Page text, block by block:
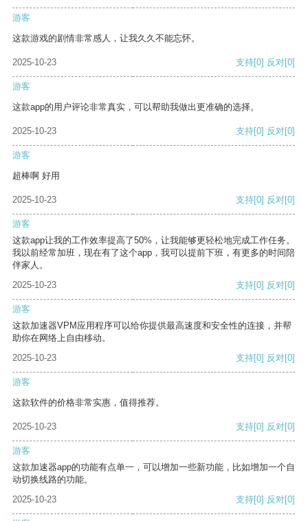
游客
这款游戏的剧情非常感人，让我久久不能忘怀。
2025-10-23 支持[0] 反对[0]
游客
这款app的用户评论非常真实，可以帮助我做出更准确的选择。
2025-10-23 支持[0] 反对[0]
游客
超棒啊 好用
2025-10-23 支持[0] 反对[0]
游客
这款app让我的工作效率提高了50%，让我能够更轻松地完成工作任务。
我以前经常加班，现在有了这个app，我可以提前下班，有更多的时间陪
伴家人。
2025-10-23
支持[0] 反对[0]
游客
这款加速器VPM应用程序可以给你提供最高速度和安全性的连接，并帮
助你在网络上自由移动。
2025-10-23
支持[0] 反对[0]
游客
这款软件的价格非常实惠，值得推荐。
2025-10-23 支持[0] 反对[0]
游客
这款加速器app的功能有点单一，可以增加一些新功能，比如增加一个自
动切换线路的功能。
2025-10-23
支持[0] 反对[0]